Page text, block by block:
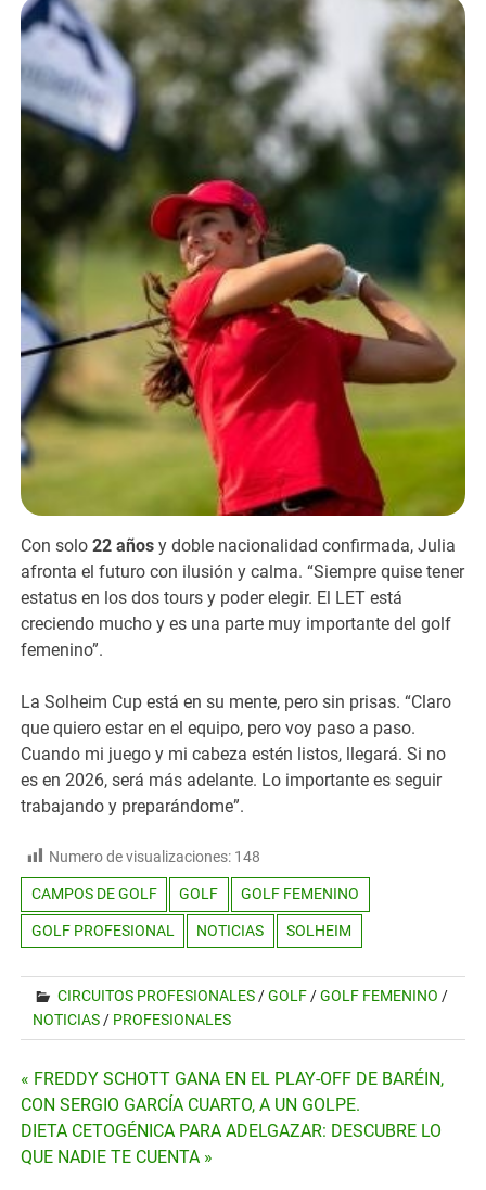
Con solo22 años y doble nacionalidad confirmada, Julia
afronta el futuro con ilusión y calma. “Siempre quise tener
estatus en los dos tours y poder elegir. El LET está
creciendo mucho y es una parte muy importante del golf
femenino”.
La Solheim Cup está en su mente, pero sin prisas. “Claro
que quiero estar en el equipo, pero voy paso a paso.
Cuando mi juego y mi cabeza estén listos, llegará. Si no
es en 2026, será más adelante. Lo importante es seguir
trabajando y preparándome”.
Numero de visualizaciones: 148
CAMPOS DE GOLF GOLF GOLF FEMENINO
GOLF PROFESIONAL NOTICIAS SOLHEIM
CIRCUITOS PROFESIONALES /GOLF /GOLF FEMENINO /
NOTICIAS / PROFESIONALES
Navegación
de
entradas
« FREDDY SCHOTT GANA EN EL PLAY-OFF DE BARÉIN,
CON SERGIO GARCÍA CUARTO, A UN GOLPE.
DIETA CETOGÉNICA PARA ADELGAZAR: DESCUBRE LO
QUE NADIE TE CUENTA »